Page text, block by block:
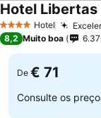
4 EstrelasHotel
Hotel Libertas
8,2 Muito boa
De € 71
Consulte os